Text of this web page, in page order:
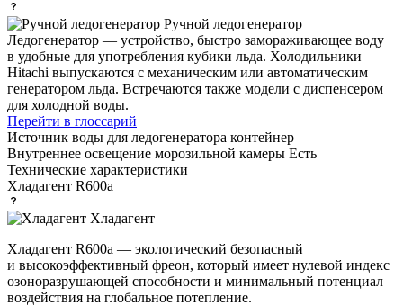
Ручной ледогенератор
Ледогенератор — устройство, быстро замораживающее воду
в удобные для употребления кубики льда. Холодильники
Hitachi выпускаются с механическим или автоматическим
генератором льда. Встречаются также модели с диспенсером
для холодной воды.
Перейти в глоссарий
Источник воды для ледогенератора контейнер
Внутреннее освещение морозильной камеры Есть
Технические характеристики
Хладагент R600a
Хладагент
Хладагент R600a — экологический безопасный
и высокоэффективный фреон, который имеет нулевой индекс
озоноразрушающей способности и минимальный потенциал
воздействия на глобальное потепление.